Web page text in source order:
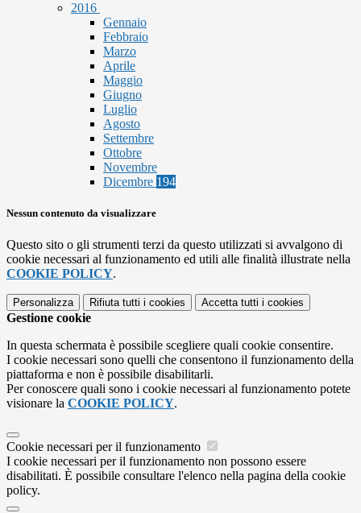
2016
Gennaio
Febbraio
Marzo
Aprile
Maggio
Giugno
Luglio
Agosto
Settembre
Ottobre
Novembre
Dicembre 194
Nessun contenuto da visualizzare
Questo sito o gli strumenti terzi da questo utilizzati si avvalgono di
cookie necessari al funzionamento ed utili alle finalità illustrate nella
COOKIE POLICY.
Personalizza Rifiuta tutti i cookies Accetta tutti i cookies
Gestione cookie
In questa schermata è possibile scegliere quali cookie consentire.
I cookie necessari sono quelli che consentono il funzionamento della
piattaforma e non è possibile disabilitarli.
Per conoscere quali sono i cookie necessari al funzionamento potete
visionare la COOKIE POLICY.
Cookie necessari per il funzionamento
I cookie necessari per il funzionamento non possono essere
disabilitati. È possibile consultare l'elenco nella pagina della cookie
policy.